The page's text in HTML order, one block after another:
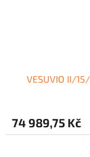
VESUVIO II/
74 989,75 Kč